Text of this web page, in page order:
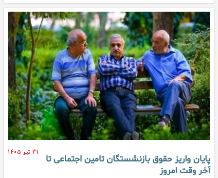
۳۱ تیر ۱۴۰۵
پایان واریز حقوق بازنشستگان تامین اجتماعی تا
آخر وقت امروز